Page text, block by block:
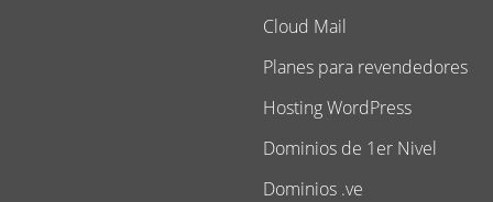
Cloud Mail
Planes para revendedores
Hosting WordPress
Dominios de 1er Nivel
Dominios .ve